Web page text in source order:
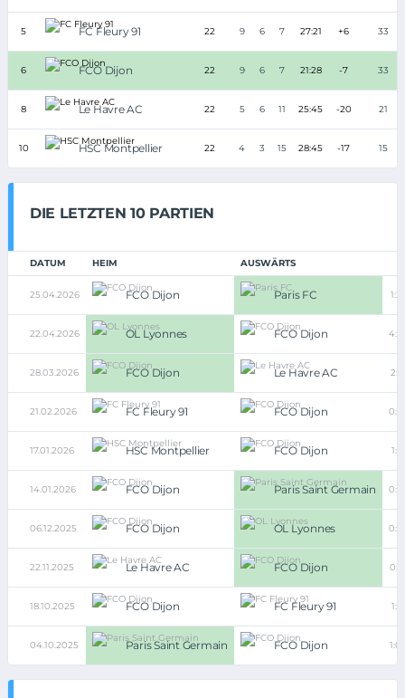
5 FC Fleury 91 22 9 6 7 27:21 +6 33
6 FCO Dijon 22 9 6 7 21:28 -7 33
8 Le Havre AC 22 5 6 11 25:45 -20 21
10 HSC Montpellier 22 4 3 15 28:45 -17 15
DIE LETZTEN 10 PARTIEN
DATUM HEIM AUSWÄRTS
25.04.2026 FCO Dijon Paris FC 1:2
22.04.2026 OL Lyonnes FCO Dijon 4:0
28.03.2026 FCO Dijon Le Havre AC 2:1
21.02.2026 FC Fleury 91 FCO Dijon 0:0
17.01.2026 HSC Montpellier FCO Dijon 1:1
14.01.2026 FCO Dijon Paris Saint Germain 0:4
06.12.2025 FCO Dijon OL Lyonnes 0:3
22.11.2025 Le Havre AC FCO Dijon 0:1
18.10.2025 FCO Dijon FC Fleury 91 1:1
04.10.2025 Paris Saint Germain FCO Dijon 1:0